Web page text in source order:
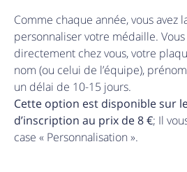
Comme chaque année, vous avez
personnaliser votre médaille.
directement chez vous, votre
nom (ou celui de l’équipe),
un délai de 10-15 jours.
Cette option est disponible sur
d’inscription au prix de 8 €; Il
case « Personnalisation ».